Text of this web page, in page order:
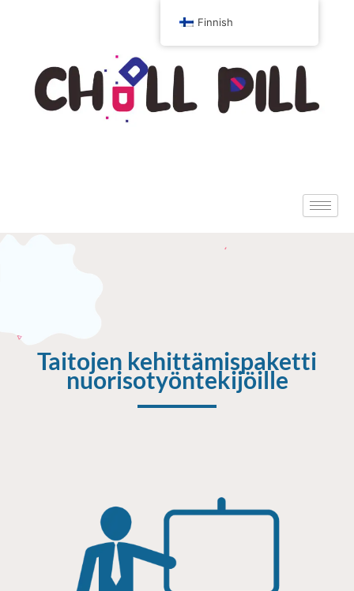
Taitojen kehittämispaketti
nuorisotyöntekijöille
Finnish